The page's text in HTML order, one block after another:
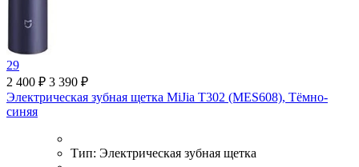
29
2 400 ₽ 3 390 ₽
Электрическая зубная щетка MiJia T302 (MES608), Тёмно-
синяя
Тип: Электрическая зубная щетка